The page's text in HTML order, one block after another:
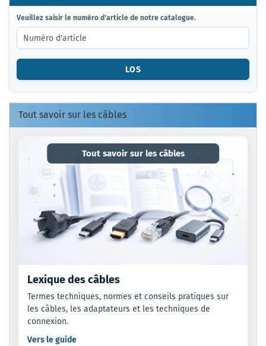
VEUILLEZ
SAISIR
LE
NUMÉRO
D'ARTICLE
NOTRE
CATALOGUE.
Veuillez saisir le numéro d'article de notre catalogue.
LOS
Tout savoir sur les câbles
Tout savoir sur les câbles
Lexique des câbles
Termes techniques, normes et conseils pratiques sur
les câbles, les adaptateurs et les techniques de
connexion.
Vers le guide